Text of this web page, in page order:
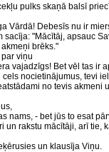
pulks skaņā balsī
Vārdā! Debesīs nu ir
"Mācītāj, apsauc
brēks."
viņu
vajadzīgs! Bet vēl tas ir
nocietinājumus, tevi
no tevis akmeni
nams, - bet jūs to esat
rakstu mācītāji, arī tie,
un klausīja Viņu.